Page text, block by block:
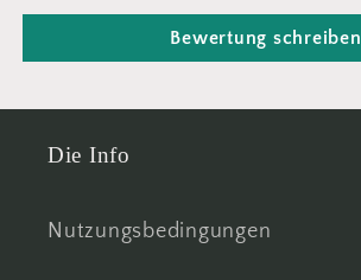
Bewertung schreiben
Die Info
Nutzungsbedingungen